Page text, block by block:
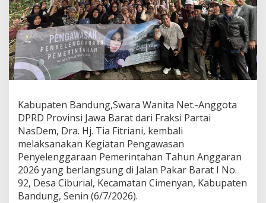
a
r
P
e
n
g
a
w
s
a
n
P
e
m
r
i
n
Kabupaten Bandung,Swara Wanita Net.-Anggota
DPRD Provinsi Jawa Barat dari Fraksi Partai
NasDem, Dra. Hj. Tia Fitriani, kembali
melaksanakan Kegiatan Pengawasan
Penyelenggaraan Pemerintahan Tahun Anggaran
2026 yang berlangsung di Jalan Pakar Barat I No.
92, Desa Ciburial, Kecamatan Cimenyan, Kabupaten
Bandung, Senin (6/7/2026).